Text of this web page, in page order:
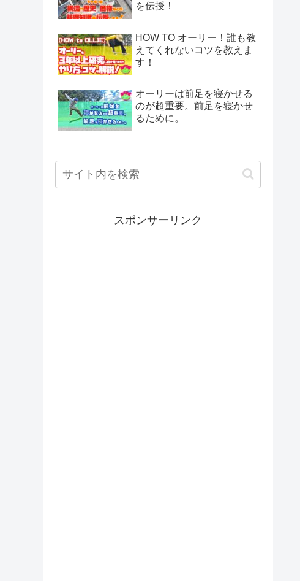
を伝授！
HOW TO オーリー！誰も教
えてくれないコツを教えま
す！
オーリーは前足を寝かせる
のが超重要。前足を寝かせ
るために。
スポンサーリンク